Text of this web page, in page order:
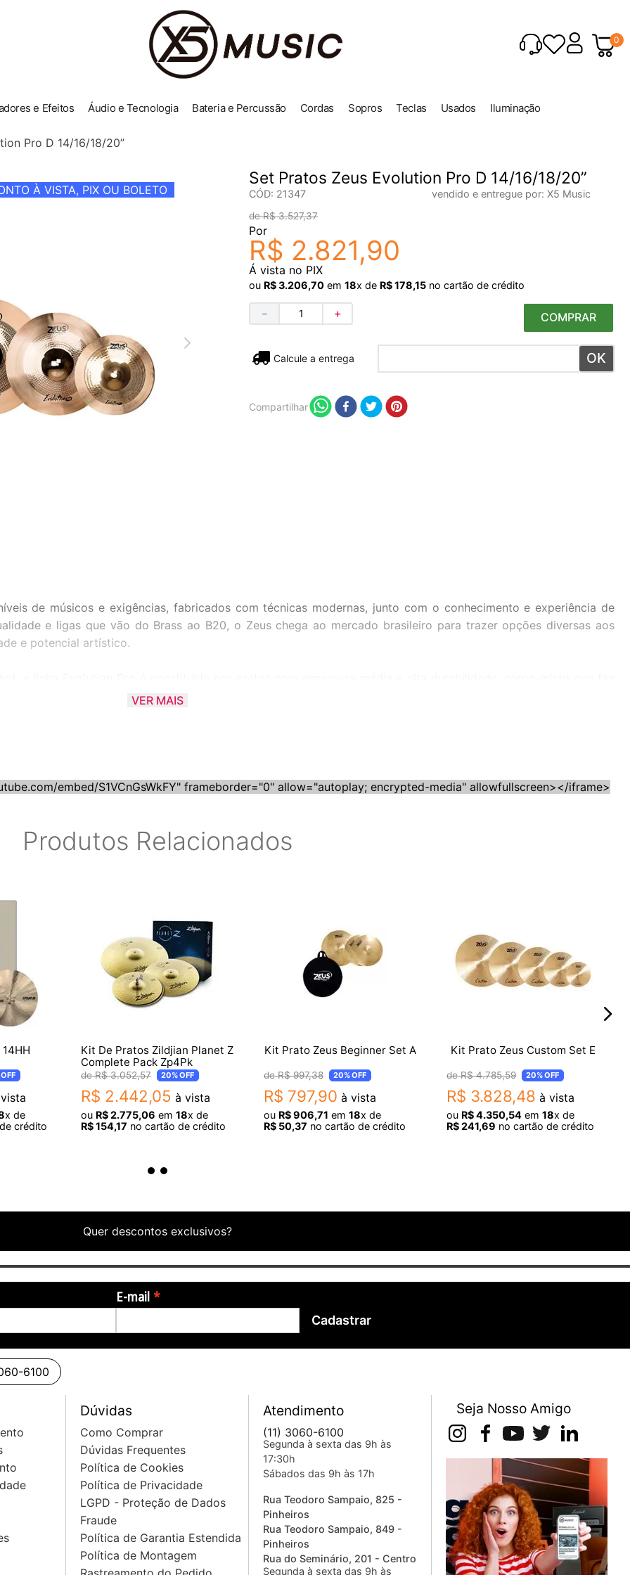
0
e Efeitos Áudio e Tecnologia Bateria e Percussão Cordas Sopros Teclas Usados Iluminação
Pro D 14/16/18/20”
À VISTA, PIX OU BOLETO
Set Pratos Zeus Evolution Pro D 14/16/18/20”
CÓD: 21347 vendido e entregue por: X5 Music
R$ 3.527,37
Por
R$ 2.821,90
Á vista no PIX
ou R$3.206,70 em 18x de R$178,15 no cartão de crédito
＋
－ COMPRAR
Não sei meu CEP
Compartilhar
de músicos e exigências, fabricados com técnicas modernas, junto com o conhecimento e experiência de
e ligas que vão do Brass ao B20, o Zeus chega ao mercado brasileiro para trazer opções diversas aos
e potencial artístico.
do parceiro. O prazo para a entrega já contemplará todas as etapas do pedido.
VER MAIS
embed/S1VCnGsWkFY" frameborder="0" allow="autoplay; encrypted-media" allowfullscreen></iframe>
Produtos Relacionados
x de
crédito
Kit De Pratos Zildjian Planet Z
Complete Pack Zp4Pk
R$ 3.052,57 20%OFF
R$ 2.442,05 à vista
ou R$2.775,06 em 18x de
R$154,17 no cartão de crédito
Kit Prato Zeus Beginner Set A
R$ 997,38 20%OFF
R$ 797,90 à vista
ou R$906,71 em 18x de
R$ 50,37 no cartão de crédito
Kit Prato Zeus Custom Set E
R$ 4.785,59 20%OFF
R$ 3.828,48 à vista
ou R$4.350,54 em 18x de
R$241,69 no cartão de crédito
Quer descontos exclusivos?
E-mail
Cadastrar
6100
Dúvidas
Como Comprar
Dúvidas Frequentes
Política de Cookies
Política de Privacidade
LGPD - Proteção de Dados
Fraude
Política de Garantia Estendida
Política de Montagem
Atendimento
(11) 3060-6100
Segunda à sexta das 9h às
17:30h
Sábados das 9h às 17h
Rua Teodoro Sampaio, 825 -
Pinheiros
Rua Teodoro Sampaio, 849 -
Pinheiros
Rua do Seminário, 201 - Centro
Segunda à sexta das 9h às
Seja Nosso Amigo